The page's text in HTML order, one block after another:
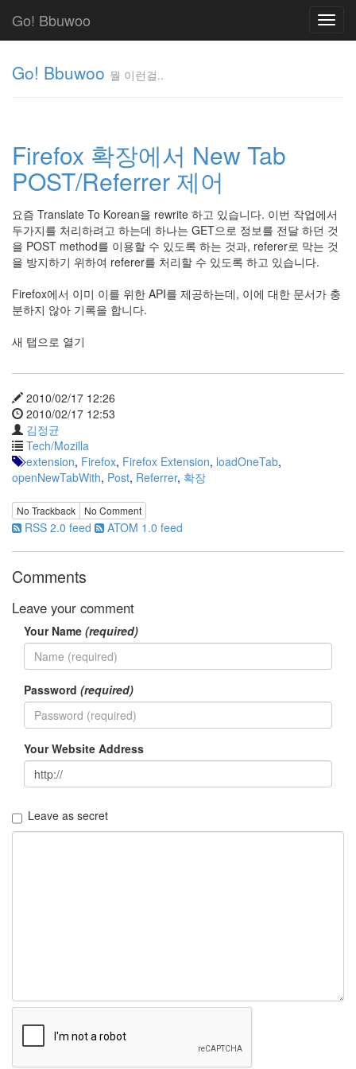
Go! Bbuwoo
Go! Bbuwoo 뭘 이런걸..
Firefox 확장에서 New Tab
POST/Referrer 제어
요즘 Translate To Korean을 rewrite 하고 있습니다. 이번 작업에서
두가지를 처리하려고 하는데 하나는 GET으로 정보를 전달 하던 것
을 POST method를 이용할 수 있도록 하는 것과, referer로 막는 것
을 방지하기 위하여 referer를 처리할 수 있도록 하고 있습니다.
Firefox에서 이미 이를 위한 API를 제공하는데, 이에 대한 문서가 충
분하지 않아 기록을 합니다.
새 탭으로 열기
2010/02/17 12:26
2010/02/17 12:53
김정균
Tech/Mozilla
extension, Firefox, Firefox Extension, loadOneTab,
openNewTabWith, Post, Referrer, 확장
No Trackback No Comment
RSS 2.0 feed ATOM 1.0 feed
Comments
Leave your comment
Your Name (required)
Password (required)
Your Website Address
Leave as secret
걸..
김
정
균
Tag
Cloud
안
녕
리
눅
스
AnNyung
Firefox
Mozilla
군
이
준
L10N
LInux
Notices
Find!
전
체
둘
째
사
고